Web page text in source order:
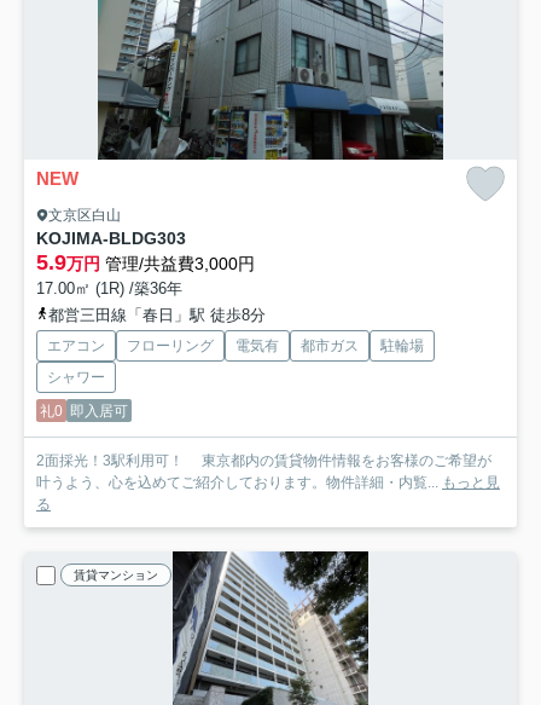
NEW
文京区白山
KOJIMA-BLDG303
5.9万円 管理/共益費3,000円
17.00㎡ (1R) /築36年
都営三田線「春日」駅 徒歩8分
エアコン フローリング 電気有 都市ガス
駐輪場
シャワー
礼0 即入居可
2面採光！3駅利用可！ 東京都内の賃貸物件情報をお客様のご希望が
叶うよう、心を込めてご紹介しております。物件詳細・内覧... もっと見
る
賃貸マンション